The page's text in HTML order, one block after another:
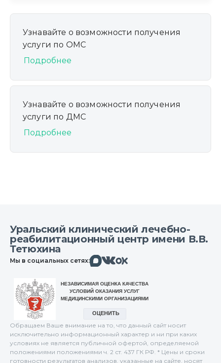
Узнавайте о возможности получения
услуги по ОМС
Подробнее
Узнавайте о возможности получения
услуги по ДМС
Подробнее
Уральский клинический лечебно-
реабилитационный центр имени В.В.
Тетюхина
Мы в социальных сетях:МаксВконтактеОдноклассники
Обращаем Ваше внимание на то, что данный сайт носит
исключительно информационный характер и ни при каких
условиях не является публичной офертой, определяемой
положениями положениями ч. 2 ст. 437 ГК РФ. * Цены и сроки
готовности результатов анализов, указанные на сайте, носят